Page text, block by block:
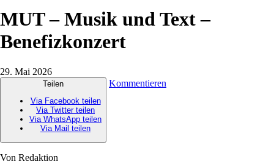
MUT – Musik und Text –
Benefizkonzert
29. Mai 2026
Teilen
Via Facebook teilen
Via Twitter teilen
Via WhatsApp teilen
Via Mail teilen
Kommentieren
Von Redaktion